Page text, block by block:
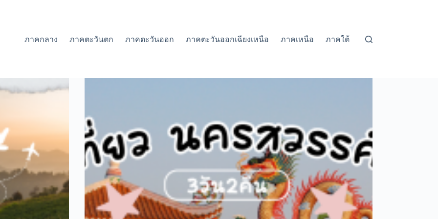
ภาคกลาง ภาคตะวันตก ภาคตะวันออก ภาคตะวันออกเฉียงเหนือ ภาคเหนือ ภาคใต้